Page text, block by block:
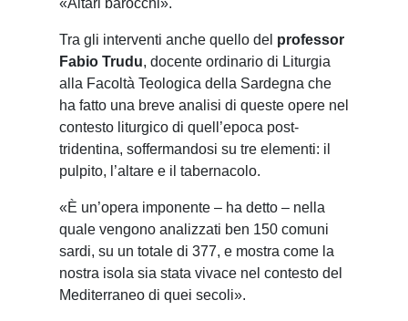
«Altari barocchi».
Tra gli interventi anche quello del professor
Fabio Trudu, docente ordinario di Liturgia
alla Facoltà Teologica della Sardegna che
ha fatto una breve analisi di queste opere nel
contesto liturgico di quell’epoca post-
tridentina, soffermandosi su tre elementi: il
pulpito, l’altare e il tabernacolo.
«È un’opera imponente – ha detto – nella
quale vengono analizzati ben 150 comuni
sardi, su un totale di 377, e mostra come la
nostra isola sia stata vivace nel contesto del
Mediterraneo di quei secoli».